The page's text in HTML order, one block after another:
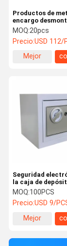
Productos de
encargo
para la esquina
cocina/del
sala de estar
MOQ:20pcs
Precio:USD 112/PCS-
Mejor
Seguridad
la caja de
metal alta para la
joyería/el
documentos
MOQ:100PCS
Precio:USD 9/PCS-
Mejor